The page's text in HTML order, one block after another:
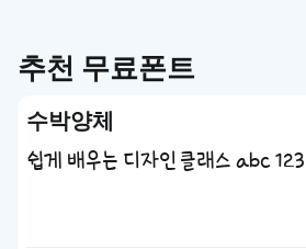
추천 무료폰트
수박양체
쉽게 배우는 디자인 클래스 abc 123